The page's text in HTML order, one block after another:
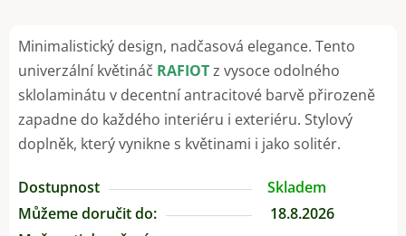
Minimalistický design, nadčasová elegance. Tento
univerzální květináč RAFIOTz vysoce odolného
sklolaminátu v decentní antracitové barvě přirozeně
zapadne do každého interiéru i exteriéru. Stylový
doplněk, který vynikne s květinami i jako solitér.
Dostupnost
Skladem
Můžeme doručit do:
18.8.2026